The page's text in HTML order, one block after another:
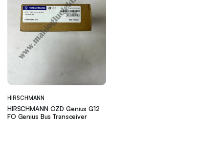
HIRSCHMANN
HIRSCHMANN OZD Genius G12
FO Genius Bus Transceiver